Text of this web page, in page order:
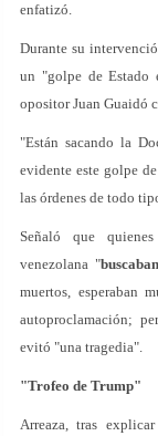
enfatizó.
Durante su
un "golpe de Estado
opositor Juan Guaidó
"Están sacando la
evidente este golpe
las órdenes de todo
Señaló que
venezolana "
muertos, esperaban
autoproclamación;
evitó "una tragedia".
"Trofeo de Trump"
Arreaza, tras